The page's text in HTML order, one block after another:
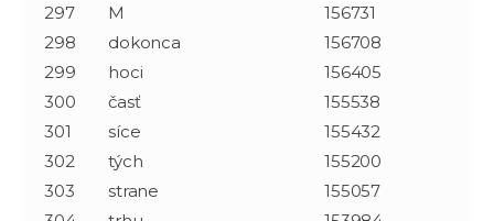
297
M
156731
298
dokonca
156708
299
hoci
156405
300
časť
155538
301
síce
155432
302
tých
155200
303
strane
155057